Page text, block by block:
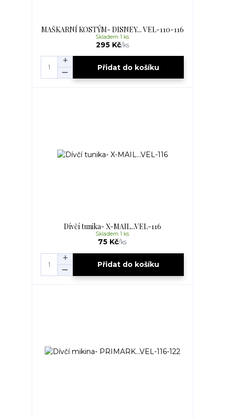
MAŠKARNÍ KOSTÝM- DISNEY... VEL-110-116
295 Kč/ks
Skladem 1 ks
Přidat do košíku
Dívčí tunika- X-MAIL...VEL-116
75 Kč/ks
Skladem 1 ks
Přidat do košíku